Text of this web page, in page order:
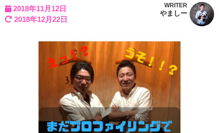
2018年11月12日
2018年12月22日
WRITER
やましー